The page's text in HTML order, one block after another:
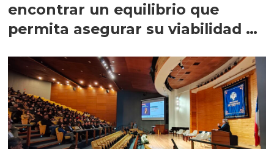
encontrar un equilibrio que
permita asegurar su viabilidad de